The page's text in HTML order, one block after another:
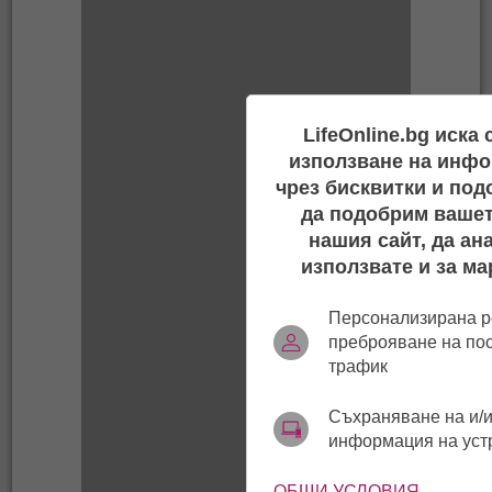
LifeOnline.bg иска
използване на
чрез бисквитки и
да подобрим
нашия сайт, да
използвате и за
Персонализирана
преброяване на
трафик
Съхраняване на и/
информация на